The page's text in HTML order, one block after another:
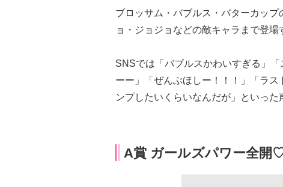
ブロッサム・バブルス・バターカッ
ョ・ジョジョなどの敵キャラまで登場
SNSでは「バブルスかわいすぎる」
ーー」「ぜんぶほしー！！！」「ラ
ンプしたいくらいなんだが」といった
A賞 ガールズパワー全開